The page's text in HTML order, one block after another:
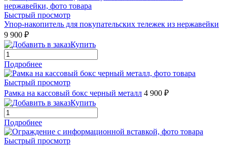
Быстрый просмотр
Упор-накопитель для покупательских тележек из нержавейки
9 900 ₽
Купить
Подробнее
Быстрый просмотр
Рамка на кассовый бокс черный металл 4 900 ₽
Купить
Подробнее
Быстрый просмотр